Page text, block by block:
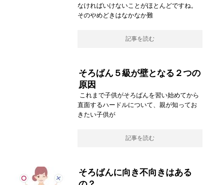
なければいけないことがほとんどですね。
そのやめどきはなかなか難
記事を読む
そろばん５級が壁となる２つの
原因
これまで子供がそろばんを習い始めてから
直面するハードルについて、親が知ってお
きたい子供が
記事を読む
そろばんに向き不向きはある